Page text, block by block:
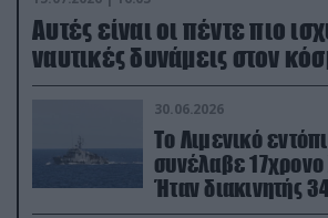
Aυτές είναι οι πέντε πιο
ναυτικές δυνάμεις στον
30.06.2026
Το Λιμενικό
συνέλαβε
Ήταν διακινητής